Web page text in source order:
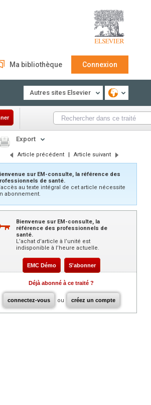
Ma bibliothèque Connexion
Autres sites Elsevier
Export
Article précédent | Article suivant
sur EM-consulte, la référence des
de santé.
au texte intégral de cet article nécessite
abonnement.
Bienvenue sur EM-consulte, la
référence des professionnels de
santé.
L’achat d’article à l’unité est
indisponible à l’heure actuelle.
EMC Démo S'abonner
Déjà abonné à ce traité ?
connectez-vous ou créez un compte